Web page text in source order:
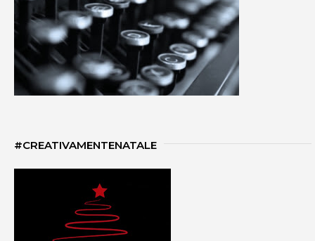
#CREATIVAMENTENATALE